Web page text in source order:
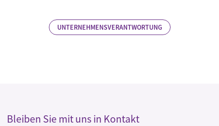
UNTERNEHMENSVERANTWORTUNG
Bleiben Sie mit uns in Kontakt